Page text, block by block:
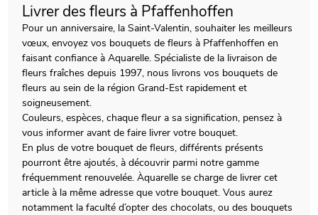
Livrer des fleurs à Pfaffenhoffen
Pour un anniversaire, la Saint-Valentin, souhaiter les meilleurs
vœux, envoyez vos bouquets de fleurs à Pfaffenhoffen en
faisant confiance à Aquarelle. Spécialiste de la livraison de
fleurs fraîches depuis 1997, nous livrons vos bouquets de
fleurs au sein de la région Grand-Est rapidement et
soigneusement.
Couleurs, espèces, chaque fleur a sa signification, pensez à
vous informer avant de faire livrer votre bouquet.
En plus de votre bouquet de fleurs, différents présents
pourront être ajoutés, à découvrir parmi notre gamme
fréquemment renouvelée. Àquarelle se charge de livrer cet
article à la même adresse que votre bouquet. Vous aurez
notamment la faculté d’opter des chocolats, ou des bouquets